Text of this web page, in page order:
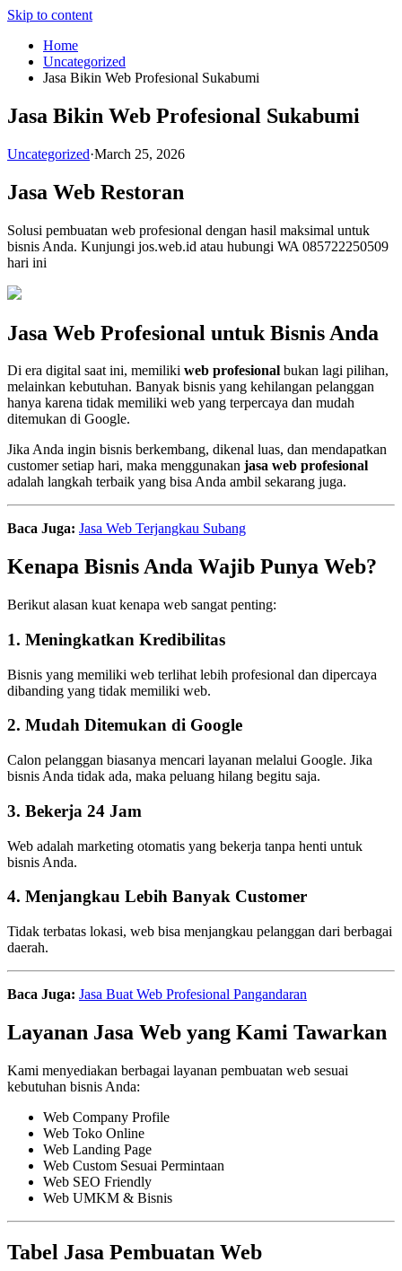
Skip to content
Home
Uncategorized
Jasa Bikin Web Profesional Sukabumi
Jasa Bikin Web Profesional Sukabumi
Uncategorized·March 25, 2026
Jasa Web Restoran
Solusi pembuatan web profesional dengan hasil maksimal untuk
bisnis Anda. Kunjungi jos.web.id atau hubungi WA 085722250509
hari ini
Jasa Web Profesional untuk Bisnis Anda
Di era digital saat ini, memiliki web profesional bukan lagi pilihan,
melainkan kebutuhan. Banyak bisnis yang kehilangan pelanggan
hanya karena tidak memiliki web yang terpercaya dan mudah
ditemukan di Google.
Jika Anda ingin bisnis berkembang, dikenal luas, dan mendapatkan
customer setiap hari, maka menggunakan jasa web profesional
adalah langkah terbaik yang bisa Anda ambil sekarang juga.
Baca Juga: Jasa Web Terjangkau Subang
Kenapa Bisnis Anda Wajib Punya Web?
Berikut alasan kuat kenapa web sangat penting:
1. Meningkatkan Kredibilitas
Bisnis yang memiliki web terlihat lebih profesional dan dipercaya
dibanding yang tidak memiliki web.
2. Mudah Ditemukan di Google
Calon pelanggan biasanya mencari layanan melalui Google. Jika
bisnis Anda tidak ada, maka peluang hilang begitu saja.
3. Bekerja 24 Jam
Web adalah marketing otomatis yang bekerja tanpa henti untuk
bisnis Anda.
4. Menjangkau Lebih Banyak Customer
Tidak terbatas lokasi, web bisa menjangkau pelanggan dari berbagai
daerah.
Baca Juga: Jasa Buat Web Profesional Pangandaran
Layanan Jasa Web yang Kami Tawarkan
Kami menyediakan berbagai layanan pembuatan web sesuai
kebutuhan bisnis Anda:
Web Company Profile
Web Toko Online
Web Landing Page
Web Custom Sesuai Permintaan
Web SEO Friendly
Web UMKM & Bisnis
Tabel Jasa Pembuatan Web